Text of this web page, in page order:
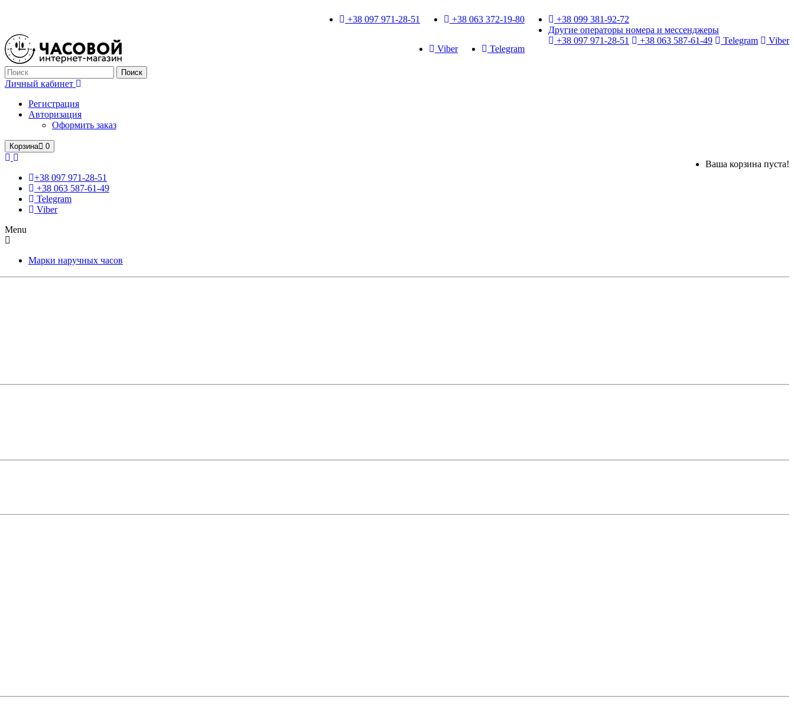
+38 099 381-92-72
Другие операторы номера и мессенджеры
+38 097 971-28-51
+38 063 587-61-49 Telegram Viber
+38 063 372-19-80
+38 097 971-28-51
Telegram
Viber
Поиск
Личный кабинет
Регистрация
Авторизация
Оформить заказ
Корзина 0
Ваша корзина пуста!
+38 097 971-28-51
+38 063 587-61-49
Telegram
Viber
Menu
Марки наручных часов